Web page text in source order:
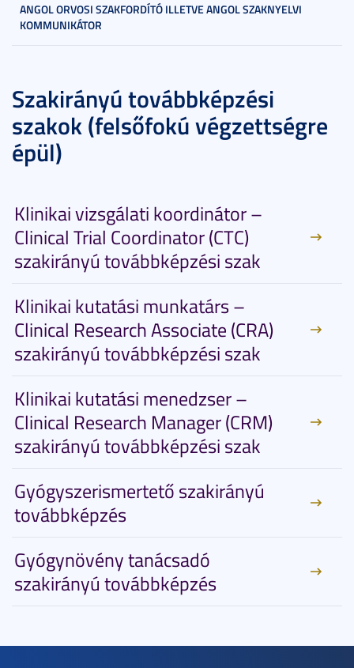
ANGOL ORVOSI SZAKFORDÍTÓ ILLETVE ANGOL SZAKNYELVI
KOMMUNIKÁTOR
Szakirányú továbbképzési
szakok (felsőfokú végzettségre
épül)
Klinikai vizsgálati koordinátor –
Clinical Trial Coordinator (CTC)
szakirányú továbbképzési szak
Klinikai kutatási munkatárs –
Clinical Research Associate (CRA)
szakirányú továbbképzési szak
Klinikai kutatási menedzser –
Clinical Research Manager (CRM)
szakirányú továbbképzési szak
Gyógyszerismertető szakirányú
továbbképzés
Gyógynövény tanácsadó
szakirányú továbbképzés